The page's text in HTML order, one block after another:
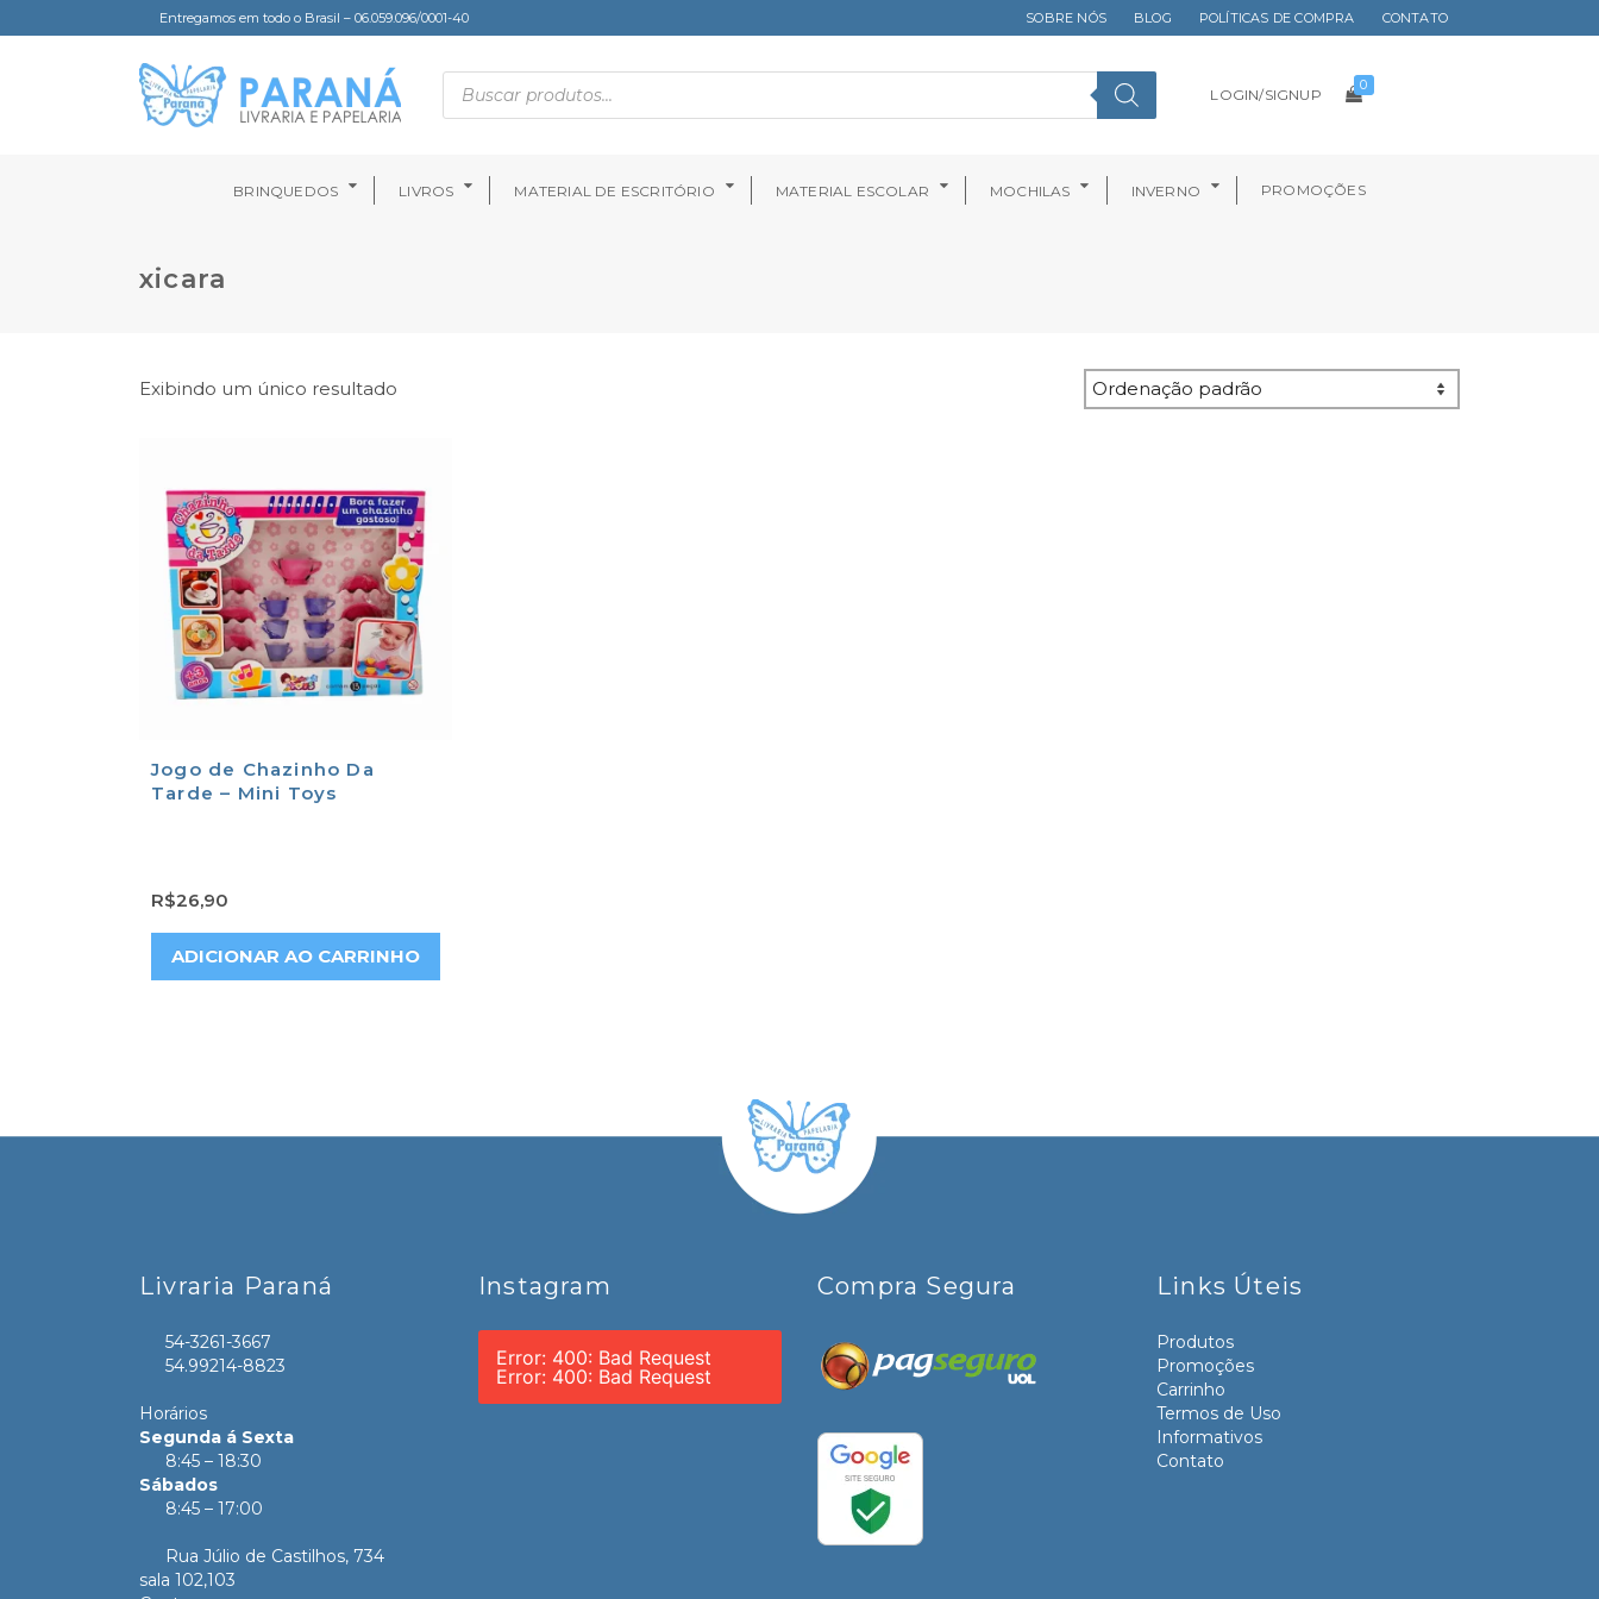
Entregamos em todo o Brasil – 06.059.096/0001-40 SOBRE NÓS BLOG POLÍTICAS DE COMPRA CONTATO
LOGIN/SIGNUP
0
BRINQUEDOS LIVROS MATERIAL DE ESCRITÓRIO MATERIAL ESCOLAR MOCHILAS INVERNO PROMOÇÕES
xicara
Exibindo um único resultado
Jogo de Chazinho Da
Tarde – Mini Toys
R$26,90
ADICIONAR AO CARRINHO
Livraria Paraná
54-3261-3667
54.99214-8823
Horários
Segunda á Sexta
8:45 – 18:30
Sábados
8:45 – 17:00
Rua Júlio de Castilhos, 734
sala 102,103
Instagram
Error: 400: Bad Request
Error: 400: Bad Request
Compra Segura Links Úteis
Produtos
Promoções
Carrinho
Termos de Uso
Informativos
Contato